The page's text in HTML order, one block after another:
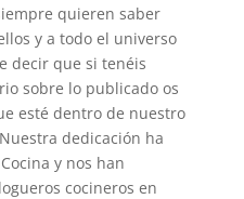
quieren saber
y a todo el universo
decir que si tenéis
sobre lo publicado os
esté dentro de nuestro
dedicación ha
y nos han
cocineros en